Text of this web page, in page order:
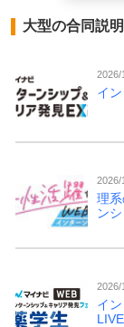
大型の合同説
2026/
イ
2026/
理
ン
2026/
イ
LIVE